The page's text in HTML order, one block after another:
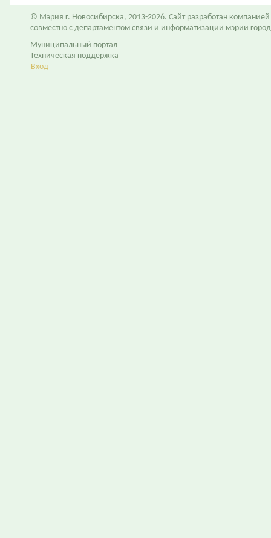
© Мэрия г. Новосибирска, 2013-2026. Сайт разработан компанией
совместно с департаментом связи и информатизации мэрии
Муниципальный портал
Техническая поддержка
Вход